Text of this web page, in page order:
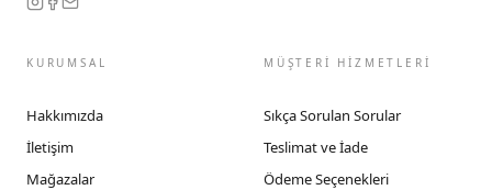
KURUMSAL
Hakkımızda
İletişim
Mağazalar
MÜŞTERİ HİZMETLERİ
Sıkça Sorulan Sorular
Teslimat ve İade
Ödeme Seçenekleri